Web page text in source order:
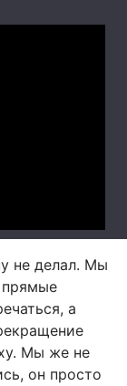
не делал. Мы
прямые
а
Мы же не
он просто